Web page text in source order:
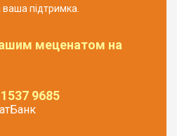
ваша підтримка.
меценатом на
9685